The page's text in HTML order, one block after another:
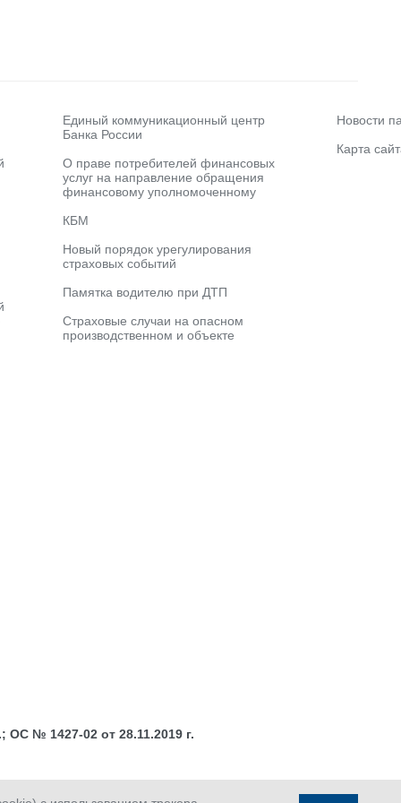
Единый коммуникационный центр
Банка России
О праве потребителей финансовых
услуг на направление обращения
финансовому уполномоченному
КБМ
Новый порядок урегулирования
страховых событий
Памятка водителю при ДТП
Страховые случаи на опасном
производственном и объекте
Новости
Карта
№ 1427-02 от 28.11.2019 г.